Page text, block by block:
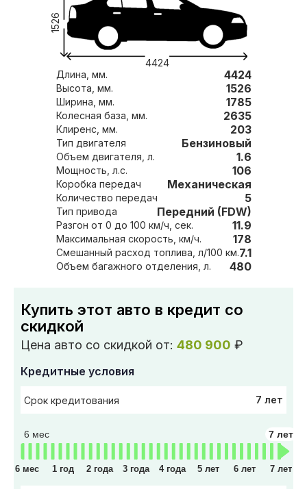
4424
1526
Длина, мм. 4424
Высота, мм. 1526
Ширина, мм. 1785
Колесная база, мм. 2635
Клиренс, мм. 203
Тип двигателя Бензиновый
Объем двигателя, л. 1.6
Мощность, л.с. 106
Коробка передач Механическая
Количество передач 5
Тип привода Передний (FDW)
Разгон от 0 до 100 км/ч, сек. 11.9
Максимальная скорость, км/ч. 178
Смешанный расход топлива, л/100 км.7.1
Объем багажного отделения, л. 480
Купить этот авто в кредит со
скидкой
Цена авто со скидкой от: 480 900 ₽
Кредитные условия
Срок кредитования 7 лет
6 мес 7 лет
6 мес 1 год 2 года 3 года 4 года 5 лет 6 лет 7 лет